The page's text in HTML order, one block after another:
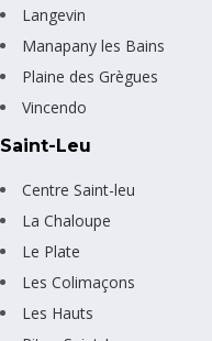
Langevin
Manapany les Bains
Plaine des Grègues
Vincendo
Saint-Leu
Centre Saint-leu
La Chaloupe
Le Plate
Les Colimaçons
Les Hauts